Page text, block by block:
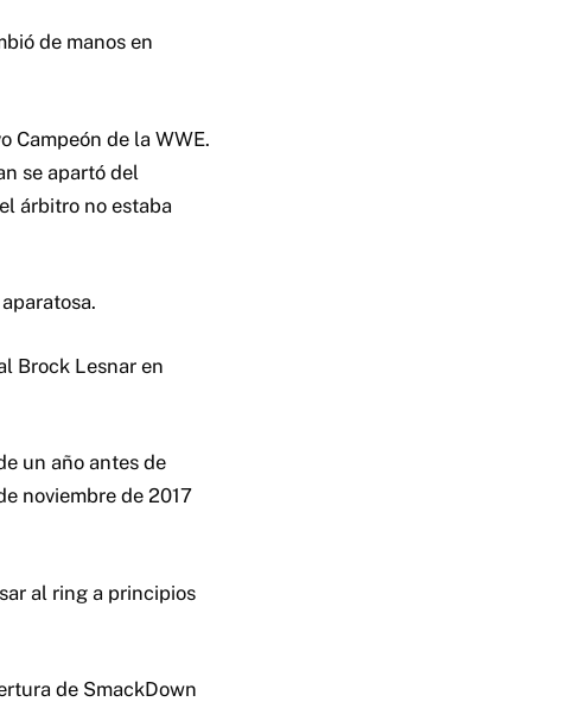
de manos en
Campeón de la WWE.
se apartó del
árbitro no estaba
Brock Lesnar en
un año antes de
noviembre de 2017
al ring a principios
de SmackDown